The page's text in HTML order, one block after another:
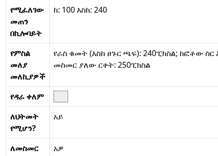
የሚፈለገው
መጠን
በኪሎባይት
ከ: 100 እስከ: 240
የምስል
መለያ
መለኪያዎች
የራስ ቁመት (እስከ ፀጉር ጫፍ): 240ፒክስል; ከፎቶው ስር
መስመር ያለው ርቀት: 250ፒክስል
የዳራ ቀለም
ለህትመት
የሚሆን?
አይ
ለመስመር
አዎ